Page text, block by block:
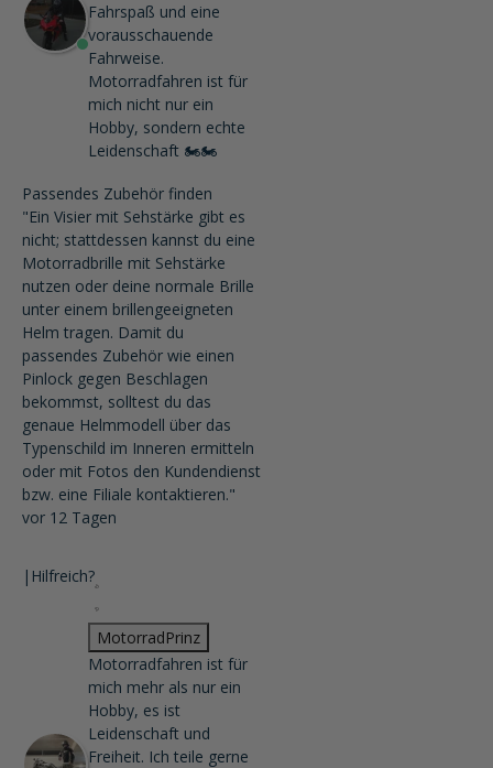
Fahrspaß und eine
vorausschauende
Fahrweise.
Motorradfahren ist für
mich nicht nur ein
Hobby, sondern echte
Leidenschaft 🏍️🏍️
Passendes Zubehör finden
"Ein Visier mit Sehstärke gibt es
nicht; stattdessen kannst du eine
Motorradbrille mit Sehstärke
nutzen oder deine normale Brille
unter einem brillengeeigneten
Helm tragen. Damit du
passendes Zubehör wie einen
Pinlock gegen Beschlagen
bekommst, solltest du das
genaue Helmmodell über das
Typenschild im Inneren ermitteln
oder mit Fotos den Kundendienst
bzw. eine Filiale kontaktieren."
vor 12 Tagen
| Hilfreich?
MotorradPrinz
Motorradfahren ist für
mich mehr als nur ein
Hobby, es ist
Leidenschaft und
Freiheit. Ich teile gerne